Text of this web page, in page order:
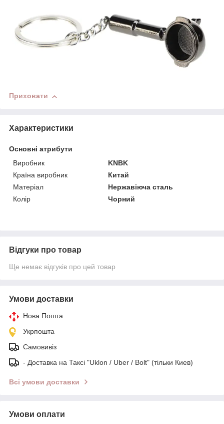
Приховати
Характеристики
Основні атрибути
Виробник
KNBK
Країна виробник
Китай
Матеріал
Нержавіюча сталь
Колір
Чорний
Відгуки про товар
Ще немає відгуків про цей товар
Умови доставки
Нова Пошта
Укрпошта
Самовивіз
- Доставка на Таксі "Uklon / Uber / Bolt" (тільки Киев)
Всі умови доставки
Умови оплати